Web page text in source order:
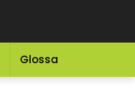
Glossary